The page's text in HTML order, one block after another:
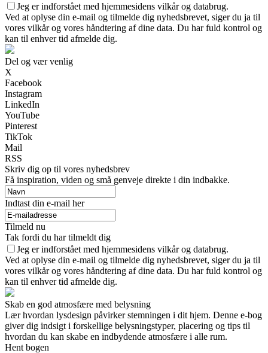
Jeg er indforstået med hjemmesidens vilkår og databrug.
Ved at oplyse din e-mail og tilmelde dig nyhedsbrevet, siger du ja til
vores vilkår og vores håndtering af dine data. Du har fuld kontrol og
kan til enhver tid afmelde dig.
Del og vær venlig
X
Facebook
Instagram
LinkedIn
YouTube
Pinterest
TikTok
Mail
RSS
Skriv dig op til vores nyhedsbrev
Få inspiration, viden og små genveje direkte i din indbakke.
Indtast din e-mail her
Tilmeld nu
Tak fordi du har tilmeldt dig
Jeg er indforstået med hjemmesidens vilkår og databrug.
Ved at oplyse din e-mail og tilmelde dig nyhedsbrevet, siger du ja til
vores vilkår og vores håndtering af dine data. Du har fuld kontrol og
kan til enhver tid afmelde dig.
Skab en god atmosfære med belysning
Lær hvordan lysdesign påvirker stemningen i dit hjem. Denne e-bog
giver dig indsigt i forskellige belysningstyper, placering og tips til
hvordan du kan skabe en indbydende atmosfære i alle rum.
Hent bogen